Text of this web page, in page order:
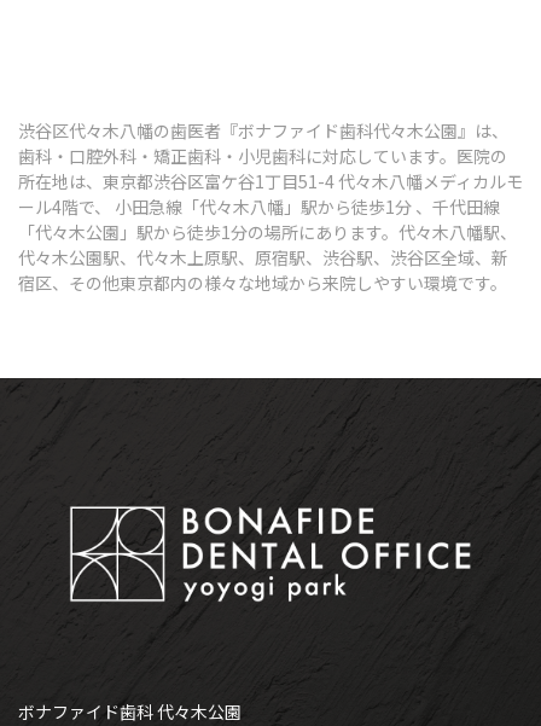
渋谷区代々木八幡の歯医者『ボナファイド歯科代々木公園』は、
歯科・口腔外科・矯正歯科・小児歯科に対応しています。医院の
所在地は、東京都渋谷区富ケ谷1丁目51-4 代々木八幡メディカルモ
ール4階で、 小田急線「代々木八幡」駅から徒歩1分 、千代田線
「代々木公園」駅から徒歩1分の場所にあります。代々木八幡駅、
代々木公園駅、代々木上原駅、原宿駅、渋谷駅、渋谷区全域、新
宿区、その他東京都内の様々な地域から来院しやすい環境です。
ボナファイド歯科 代々木公園
予防歯科・定期健診
予防歯科・定期検診
歯のクリーニング（PMTC）